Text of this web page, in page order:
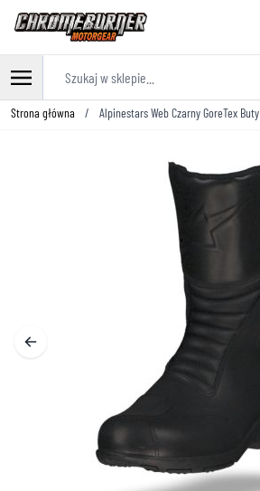
Przejdź do treści
Strona główna / Alpinestars Web Czarny GoreTex Buty